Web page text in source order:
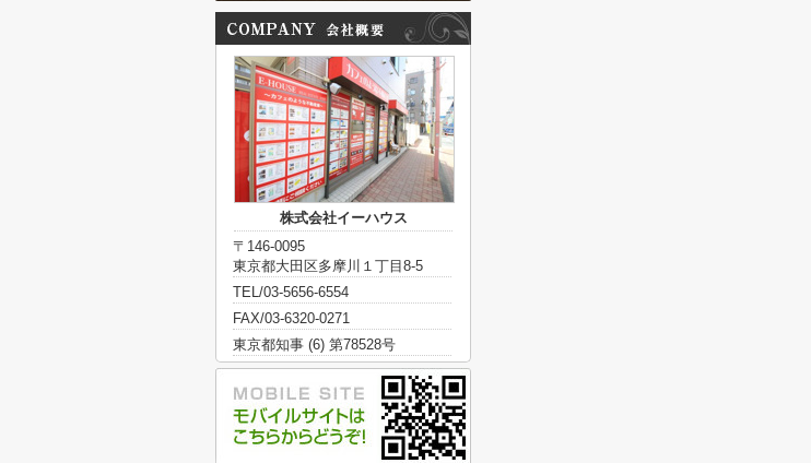
株式会社イーハウス
〒146-0095
東京都大田区多摩川１丁目8-5
TEL/03-5656-6554
FAX/03-6320-0271
東京都知事 (6) 第78528号